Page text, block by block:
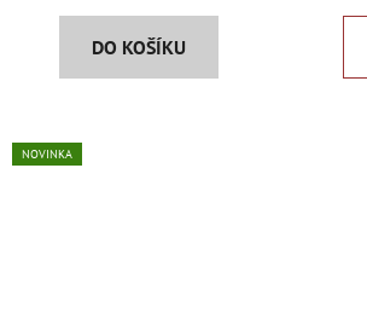
DO KOŠÍKU
NOVINKA